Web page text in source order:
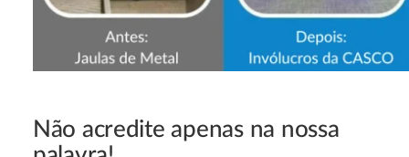
Não acredite apenas na nossa